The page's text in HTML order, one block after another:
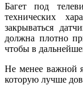
Багет под
технических
закрываться
должна плотно
чтобы в
Не менее важной
которую лучше